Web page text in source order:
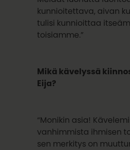
kunnioitettava, aivan
tulisi kunnioittaa
toisiamme.”
Mikä kävelyssä
Eija?
“Monikin asia!
vanhimmista ihmisen
sen merkitys on